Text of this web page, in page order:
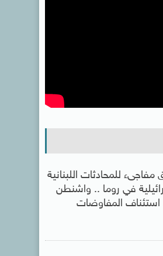
مفاجىء للمحادثات اللبنانية
في روما .. واشنطن
استئناف المفاوضات